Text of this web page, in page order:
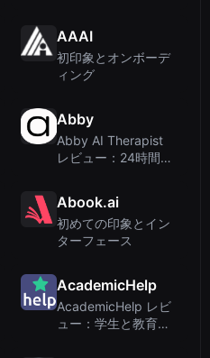
AAAI
初印象とオンボーデ
ィング
Abby
Abby AI Therapist
レビュー：24時間
ンは本当...
Abook.ai
初めての印象とイン
ターフェース
AcademicHelp
AcademicHelp レビ
ュー：学生と教育者